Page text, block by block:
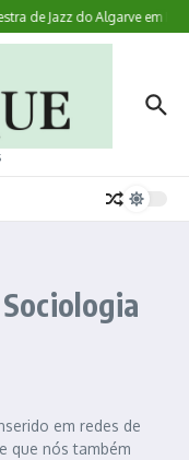
de Jazz do Algarve em
em redes de
que nós também